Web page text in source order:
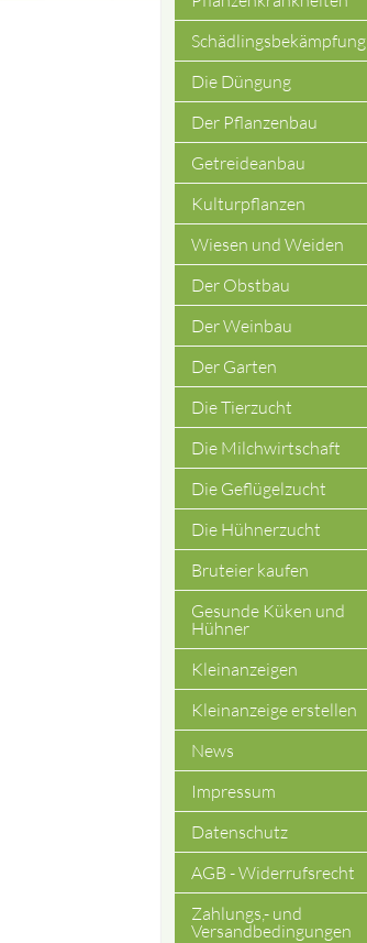
Schädlingsbekämpfung
Die Düngung
Der Pflanzenbau
Getreideanbau
Kulturpflanzen
Wiesen und Weiden
Der Obstbau
Der Weinbau
Der Garten
Die Tierzucht
Die Milchwirtschaft
Die Geflügelzucht
Die Hühnerzucht
Bruteier kaufen
Gesunde Küken und
Hühner
Kleinanzeigen
Kleinanzeige erstellen
News
Impressum
Datenschutz
AGB - Widerrufsrecht
Zahlungs,- und
Versandbedingungen